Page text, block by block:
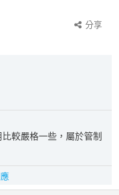
分享
比較嚴格一些，屬於管制